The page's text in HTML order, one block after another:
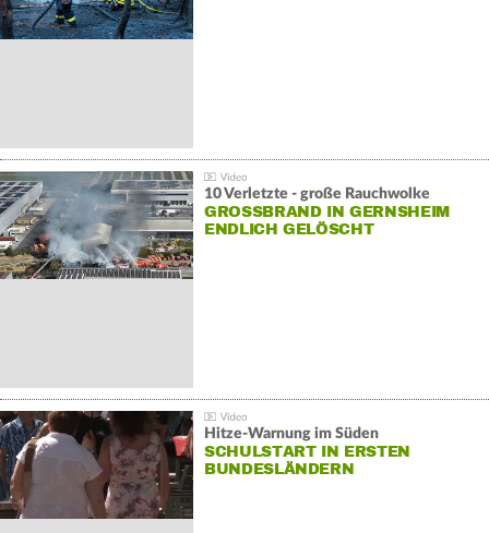
10 Verletzte - große Rauchwolke
GROSSBRAND IN GERNSHEIM E
NDLICH GELÖSCHT
Hitze-Warnung im Süden
SCHULSTART IN ERSTEN
BUNDESLÄNDERN